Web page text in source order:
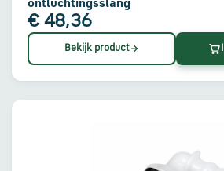
ontluchtingsslang
€ 48,36
Bekijk product